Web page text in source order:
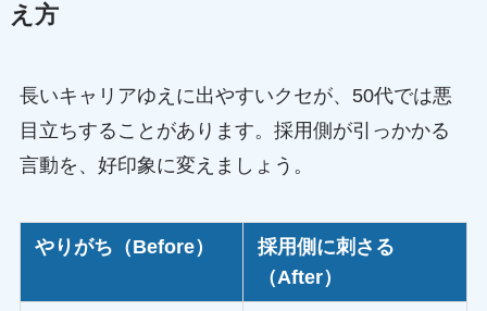
え方
長いキャリアゆえに出やすいクセが、50代では悪
目立ちすることがあります。採用側が引っかかる
言動を、好印象に変えましょう。
やりがち（Before）
採用側に刺さる
（After）